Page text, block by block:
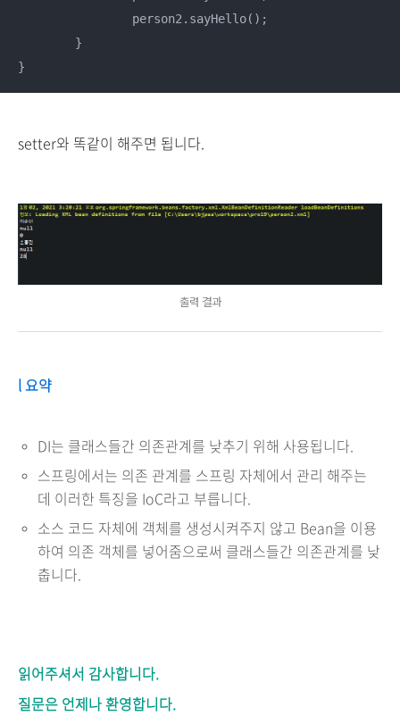
setter와 똑같이 해주면 됩니다.
출력 결과
l 요약
DI는 클래스들간 의존관계를 낮추기 위해 사용됩니다.
스프링에서는 의존 관계를 스프링 자체에서 관리 해주는
데 이러한 특징을 IoC라고 부릅니다.
소스 코드 자체에 객체를 생성시켜주지 않고 Bean을 이용
하여 의존 객체를 넣어줌으로써 클래스들간 의존관계를 낮
춥니다.
읽어주셔서 감사합니다.
질문은 언제나 환영합니다.